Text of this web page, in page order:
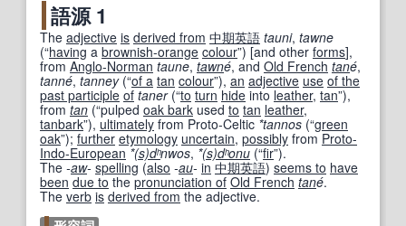
語源 1
The adjective is derived from 中期英語 tauni, tawne
(“having a brownish-orange colour”) [and other forms],
from Anglo-Norman taune, tawné, and Old French tané,
tanné, tanney (“of a tan colour”), an adjective use of the
past participle of taner (“to turn hide into leather, tan”),
from tan (“pulped oak bark used to tan leather,
tanbark”), ultimately from Proto-Celtic *tannos (“green
oak”); further etymology uncertain, possibly from Proto-
Indo-European *(s)dʰnwos, *(s)dʰonu (“fir”).
The -aw- spelling (also -au- in 中期英語) seems to have
been due to the pronunciation of Old French tané.
The verb is derived from the adjective.